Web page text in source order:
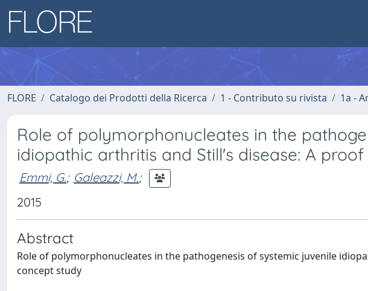
FLORE Catalogo dei Prodotti della Ricerca 1 - Contributo su rivista 1a -
Role of polymorphonucleates in the
idiopathic arthritis and Still's disease: A
Emmi, G.; Galeazzi, M.;
2015
Abstract
Role of polymorphonucleates in the pathogenesis of systemic juvenile
concept study